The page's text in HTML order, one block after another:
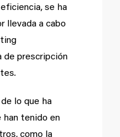
se ha
llevada a cabo
de prescripción
lo que ha
han tenido en
como la